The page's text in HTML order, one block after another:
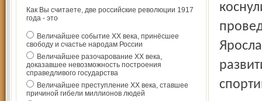
Как Вы считаете, две российские революции 1917
года - это
Величайшее событие ХХ века, принёсшее
свободу и счастье народам России
Величайшее разочарование ХХ века,
доказавшее невозможность построения
справедливого государства
Величайшее преступление ХХ века, ставшее
причиной гибели миллионов людей